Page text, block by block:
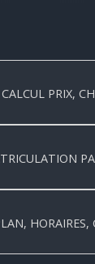
PRIX,
HORAIRES,